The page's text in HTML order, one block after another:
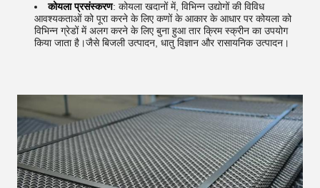
कोयला प्रसंस्करण: कोयला खदानों में, विभिन्न उद्योगों की विविध
आवश्यकताओं को पूरा करने के लिए कणों के आकार के आधार पर कोयला को
विभिन्न ग्रेडों में अलग करने के लिए बुना हुआ तार क्रिम स्क्रीन का उपयोग
किया जाता है।जैसे बिजली उत्पादन, धातु विज्ञान और रासायनिक उत्पादन।